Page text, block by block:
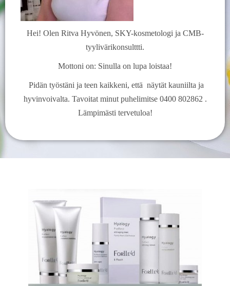
Hei! Olen Ritva Hyvönen, SKY-kosmetologi ja CMB-
tyylivärikonsulttti.
Mottoni on: Sinulla on lupa loistaa!
Pidän työstäni ja teen kaikkeni, että näytät kauniilta ja
hyvinvoivalta. Tavoitat minut puhelimitse 0400 802862 .
Lämpimästi tervetuloa!